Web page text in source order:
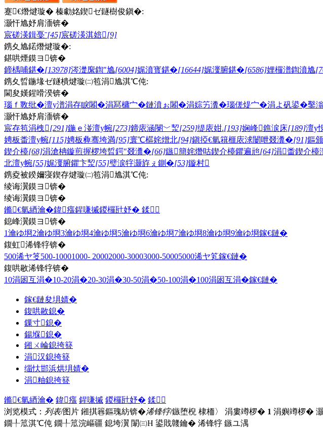
蹇€熸煡璇� 榛勮姳鍥ゼ鐩樹俊鎭�:
灏忓尯妤肩洏锛�
宸磋渶鍓戞ˉ[45]宸磋渶淇婄[9]
鎸夊尯鍩熸煡璇�:
鍖哄煙鏌ヨ锛�
鍗楀哺鍖�[13978]涔濋緳鍧″尯[6004]娓濆寳鍖�[16644]娓濅腑鍖�[6586]娌欏潽鍧濆尯
鎸夊晢鍦堟ゼ鐩樻煡璇㈡笣涓尯淇℃伅:
閫夋嫨鍟嗗湀锛�
瑙ｆ斁纰�澶у潽涓存睙闂�涓冩槦宀�鏈濆ぉ闂�涓婃竻瀵�瑙傞煶宀�涓よ矾鍙�鑿
灏忓尯妤肩洏锛�
宸存笣涓栧[291]鍦ｅ湴澶у帵[273]鍗庡涵閿﹀洯[259]缇庡姏.[193]娴峰鐎涙床[189]澶у
娉板畨澶у帵[115]娉板彜骞垮満[95]寰℃櫙姹熷北[94]鎭掗€氫簯榧庡浗闄呭叕瀵�[91]鏂
鍥介檯[68]涓滄柟鏇煎搱椤垮晢鍔″叕瀵�[66]鏃簡姹熸咕鍥介檯鑺遍兘[64]涓畨鍥介檯
北澶у帵[55]娓濅腑鑺卞洯[55]璧涙牸灏斿ぇ鍘�[53]鏇村
鎸夌被鍨嬭寖鍥存煡璇㈡笣涓尯淇℃伅:
绫诲瀷鏌ヨ锛�
绫诲瀷鏌ヨ锛�
鏅€氫綇瀹�鍏瘬鍟嗛摵鍐欏瓧妤� 鍒
鎴峰瀷鏌ヨ锛�
1瀹ゆ埛2瀹ゆ埛3瀹ゆ埛4瀹ゆ埛5瀹ゆ埛6瀹ゆ埛7瀹ゆ埛8瀹ゆ埛9瀹ゆ埛鎵€鏈�
鍑虹浠锋牸锛�
500浠ヤ笅500-10001000- 20002000-30003000-50005000浠ヤ笂鎵€鏈�
鍑哄敭浠锋牸锛�
10涓囦互涓�10-20涓�20-30涓�30-50涓�50-100涓�100涓囦互涓�鎵€鏈�
鎵€鏈夋埧婧�
鍑哄敭鎴�
鏁寸鎴�
鍚堢鎴�
鎺ㄨ崘鎴挎簮
涓汉鎴挎簮
缁忕邯浜烘埧婧�
涓粙鎴挎簮
鏅€氫綇瀹� 鍏瘬 鍟嗛摵 鍐欏瓧妤� 鍒
浏览模式： 列表/图片 鎺掑簭鏂瑰紡锛�浠锋牸/鏃堕棿 棣栭〉 涓婁竴椤� 1 涓嬩竴椤�
鐗╀笟淇℃伅 鐗╀笟浣嶇疆 鎴垮瀷 闈㈢Н 鍙戝竷鑰� 浠锋牸 鏃ユ湡